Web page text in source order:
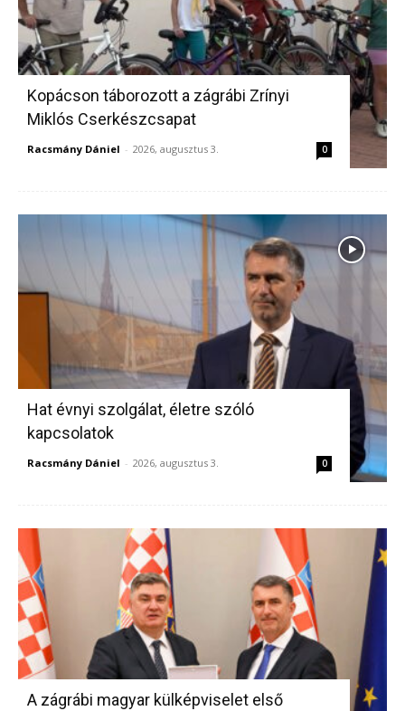
Kopácson táborozott a zágrábi Zrínyi
Miklós Cserkészcsapat
Racsmány Dániel - 2026, augusztus 3. 0
Hat évnyi szolgálat, életre szóló
kapcsolatok
Racsmány Dániel - 2026, augusztus 3. 0
A zágrábi magyar külképviselet első